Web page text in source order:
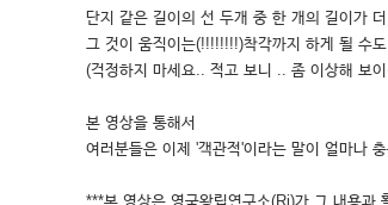
단지 같은 길이의 선 두개 중 한 개의 길이가
그 것이 움직이는(!!!!!!!!)착각까지 하게 될 수
(걱정하지 마세요.. 적고 보니 .. 좀 이상해 보
본 영상을 통해서
여러분들은 이제 '객관적'이라는 말이 얼마나
***본 영상은 영국왕립연구소(Ri)가 그 내용과